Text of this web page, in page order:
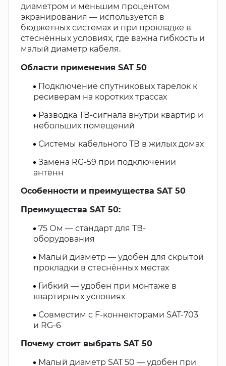
диаметром и меньшим процентом
экранирования — используется в
бюджетных системах и при прокладке в
стеснённых условиях, где важна гибкость и
малый диаметр кабеля.
Области применения SAT 50
Подключение спутниковых тарелок к
ресиверам на коротких трассах
Разводка ТВ-сигнала внутри квартир и
небольших помещений
Системы кабельного ТВ в жилых домах
Замена RG-59 при подключении
антенн
Особенности и преимущества SAT 50
Преимущества SAT 50:
75 Ом — стандарт для ТВ-
оборудования
Малый диаметр — удобен для скрытой
прокладки в стеснённых местах
Гибкий — удобен при монтаже в
квартирных условиях
Совместим с F-коннекторами SAT-703
и RG-6
Почему стоит выбрать SAT 50
Малый диаметр SAT 50 — удобен при